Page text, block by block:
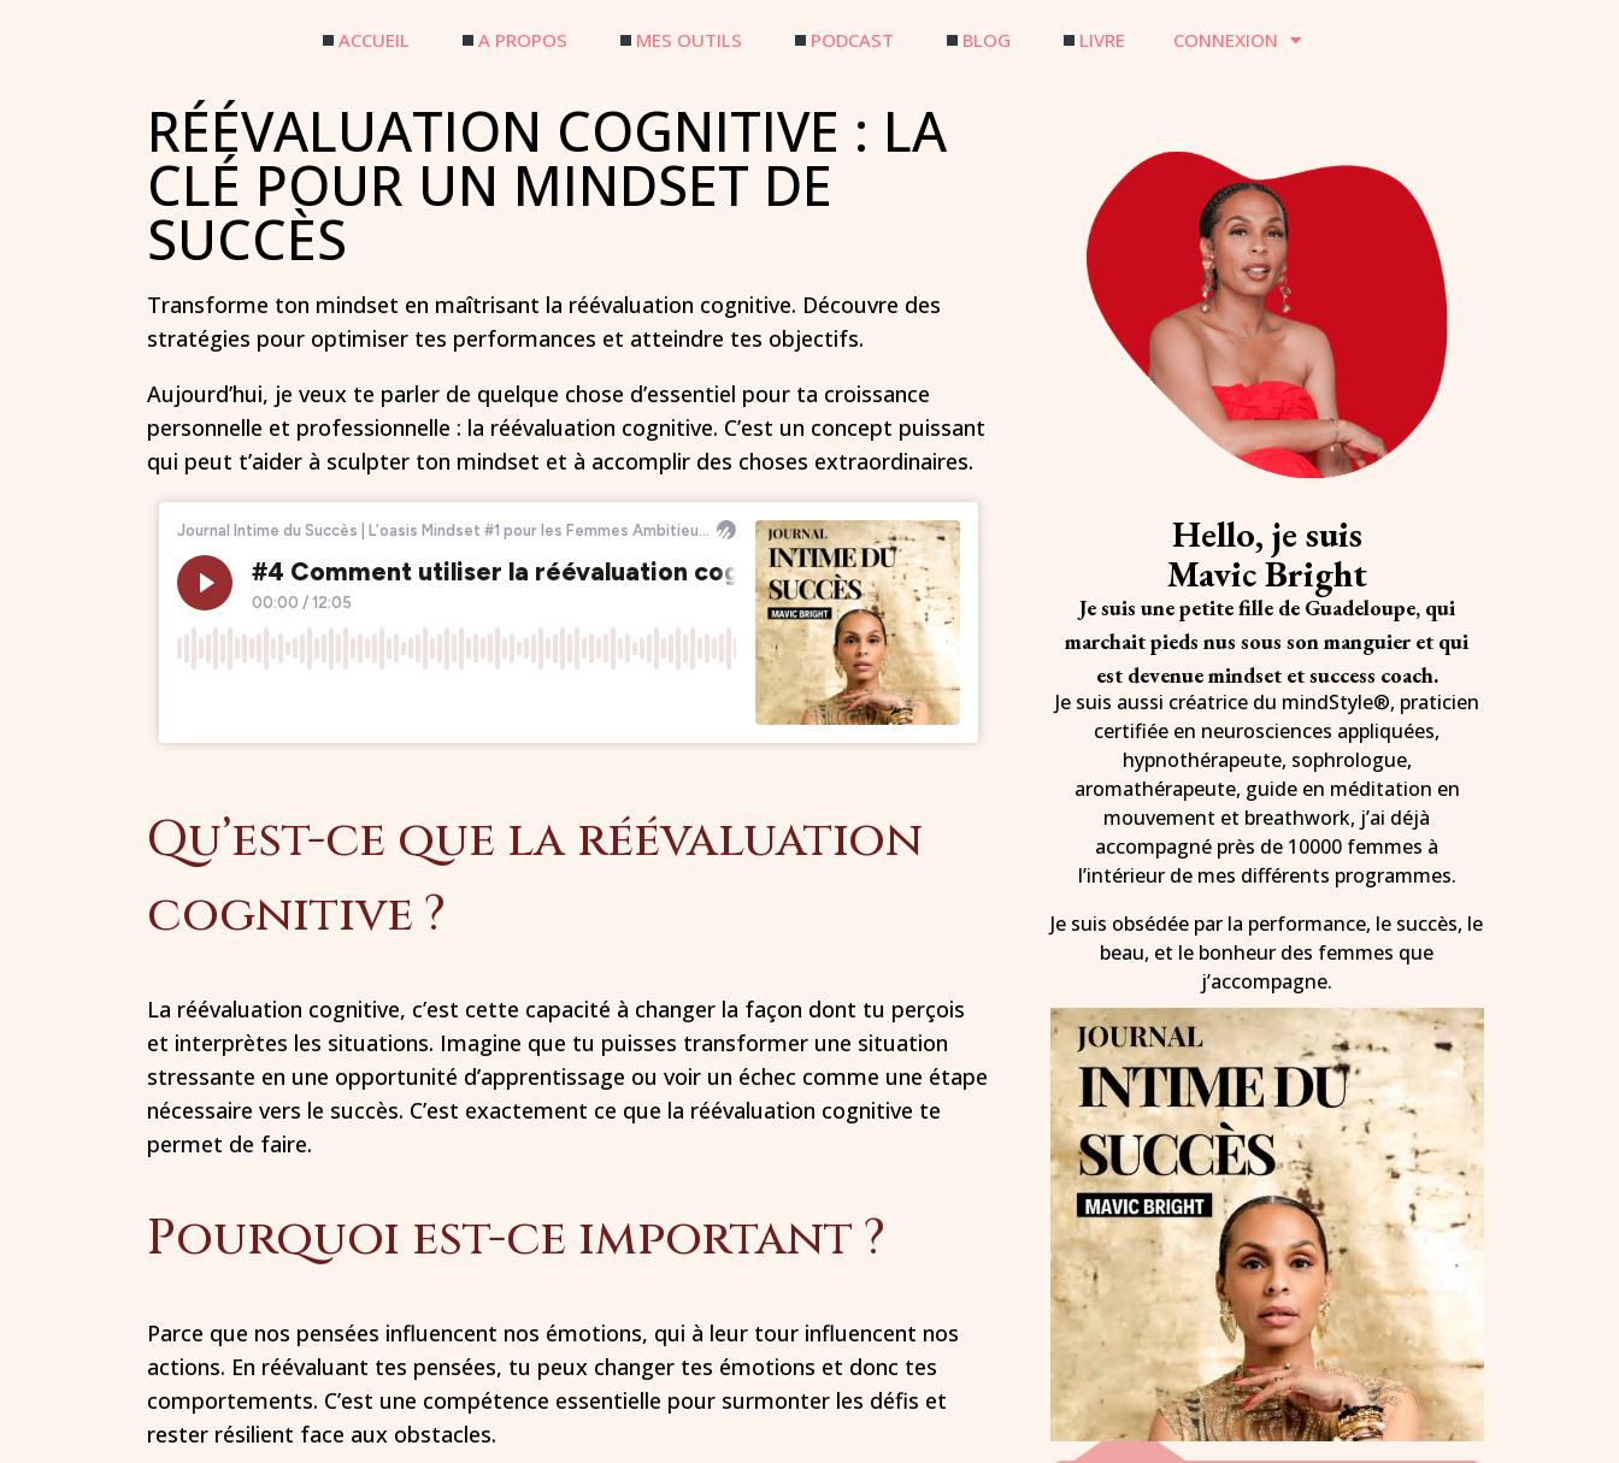
ACCUEIL A PROPOS MES OUTILS PODCAST BLOG LIVRE CONNEXION
RÉÉVALUATION COGNITIVE : LA
CLÉ POUR UN MINDSET DE
SUCCÈS
Transforme ton mindset en maîtrisant la réévaluation cognitive. Découvre des
stratégies pour optimiser tes performances et atteindre tes objectifs.
Aujourd’hui, je veux te parler de quelque chose d’essentiel pour ta croissance
personnelle et professionnelle : la réévaluation cognitive. C’est un concept puissant
qui peut t’aider à sculpter ton mindset et à accomplir des choses extraordinaires.
Qu’est-ce que la réévaluation
cognitive ?
La réévaluation cognitive, c’est cette capacité à changer la façon dont tu perçois
et interprètes les situations. Imagine que tu puisses transformer une situation
stressante en une opportunité d’apprentissage ou voir un échec comme une étape
nécessaire vers le succès. C’est exactement ce que la réévaluation cognitive te
permet de faire.
Pourquoi est-ce important ?
Parce que nos pensées influencent nos émotions, qui à leur tour influencent nos
actions. En réévaluant tes pensées, tu peux changer tes émotions et donc tes
comportements. C’est une compétence essentielle pour surmonter les défis et
rester résilient face aux obstacles.
Hello, je suis
Mavic Bright
Je suis une petite fille de Guadeloupe, qui
marchait pieds nus sous son manguier et qui
est devenue mindset et success coach.
Je suis aussi créatrice du mindStyle®, praticien
certifiée en neurosciences appliquées,
hypnothérapeute, sophrologue,
aromathérapeute, guide en méditation en
mouvement et breathwork, j’ai déjà
accompagné près de 10000 femmes à
l’intérieur de mes différents programmes.
Je suis obsédée par la performance, le succès, le
beau, et le bonheur des femmes que
j’accompagne.